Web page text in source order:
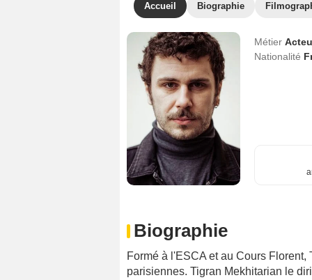
Accueil Biographie
Métier
Nationalité
Biographie
Formé à l'ESCA et au Cours
parisiennes. Tigran Mekhitarian le